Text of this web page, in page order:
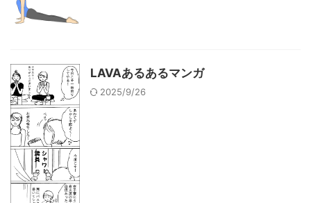
LAVAあるあるマンガ
2025/9/26